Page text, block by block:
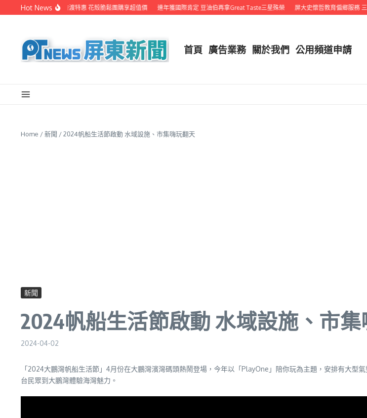
Skip to content
Hot News
東港鬆品老店推中元普渡特惠 花殼脆鬆團購享超值價 連年獲國際肯定 豆油伯再拿Great Taste三星殊榮 屏大史懷哲教育偏鄉服務 三
首頁 廣告業務 關於我們 公用頻道申請
Home /新聞 /2024帆船生活節啟動 水域設施、市集嗨玩翻天
新聞
2024帆船生活節啟動 水域設施、市
2024-04-02
「2024大鵬灣帆船生活節」4月份在大鵬灣濱灣碼頭熱鬧登場，今年以「PlayOne」陪你玩為主題，安排有大型
台民眾到大鵬灣體驗海灣魅力。